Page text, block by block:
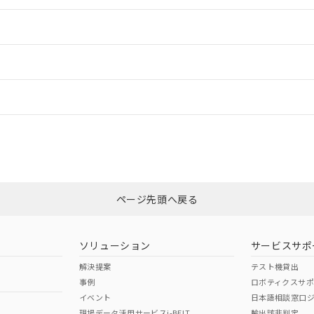
上、n: 180mm以上
ダウンロードはこちら
（日本
（アメリカ
ページ先頭へ戻る
ソリューション
解決提案
事例
イベント
サービスサポ
テスト機貸出
ロボティクスサ
日本語相談窓口